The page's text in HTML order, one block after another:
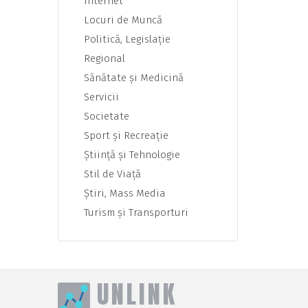
Locuri de Muncă
Politică, Legislaţie
Regional
Sănătate şi Medicină
Servicii
Societate
Sport şi Recreaţie
Ştiinţă şi Tehnologie
Stil de Viaţă
Ştiri, Mass Media
Turism şi Transporturi
UNLINK